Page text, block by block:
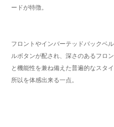
ードが特徴。
フロントやインバーテッドバックベ
ルボタンが配され、深さのあるフロ
と機能性を兼ね備えた普遍的なスタ
所以を体感出来る一点。